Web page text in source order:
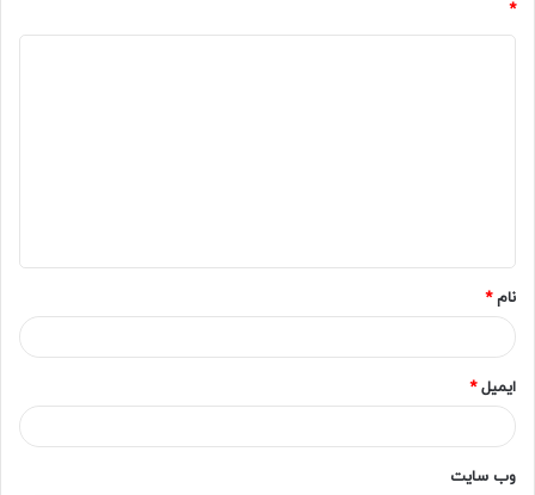
*
*
نام*
ایمیل*
وب‌ سایت